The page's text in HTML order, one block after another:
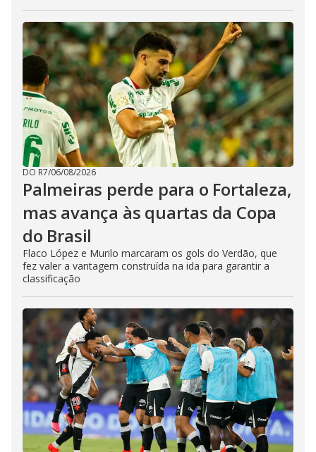
DO R7/06/08/2026
Palmeiras perde para o Fortaleza,
mas avança às quartas da Copa
do Brasil
Flaco López e Murilo marcaram os gols do Verdão, que
fez valer a vantagem construída na ida para garantir a
classificação